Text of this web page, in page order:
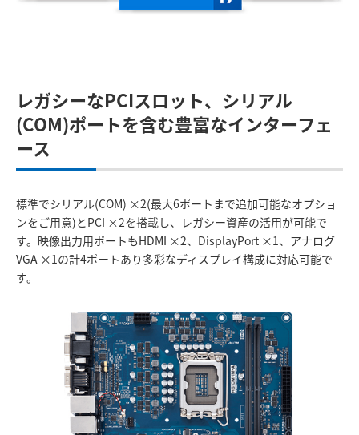
レガシーなPCIスロット、シリアル
(COM)ポートを含む豊富なインターフェ
ース
標準でシリアル(COM) ×2(最大6ポートまで追加可能なオプショ
ンをご用意)とPCI ×2を搭載し、レガシー資産の活用が可能で
す。映像出力用ポートもHDMI ×2、DisplayPort ×1、アナログ
VGA ×1の計4ポートあり多彩なディスプレイ構成に対応可能で
す。